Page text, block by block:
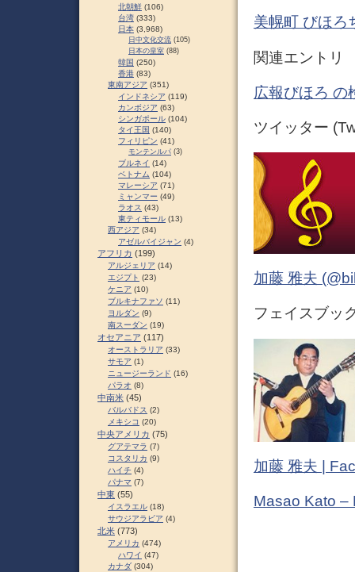
美幌町 びほろ
関連エントリ
広報びほろ の
ツイッター
加藤 雅夫
フェイスブッ
加藤 雅夫 |
Masao Kato –
北朝鮮 (106)
台湾 (333)
日本 (3,968)
日中文化交流 (105)
日本の皇室 (88)
韓国 (250)
香港 (83)
東南アジア (351)
インドネシア (119)
カンボジア (63)
シンガポール (104)
タイ王国 (140)
フィリピン (41)
モンテンルパ (3)
ブルネイ (14)
ベトナム (104)
マレーシア (71)
ミャンマー (49)
ラオス (43)
東ティモール (13)
西アジア (34)
アゼルバイジャン (4)
アフリカ (199)
アルジェリア (14)
エジプト (23)
ケニア (10)
ブルキナファソ (11)
ヨルダン (9)
南スーダン (19)
オセアニア (117)
オーストラリア (33)
サモア (1)
ニュージーランド (16)
パラオ (8)
中南米 (45)
バルバドス (2)
メキシコ (20)
中央アメリカ (75)
グアテマラ (7)
コスタリカ (9)
ハイチ (4)
パナマ (7)
中東 (55)
イスラエル (18)
サウジアラビア (4)
北米 (773)
アメリカ (474)
ハワイ (47)
カナダ (304)